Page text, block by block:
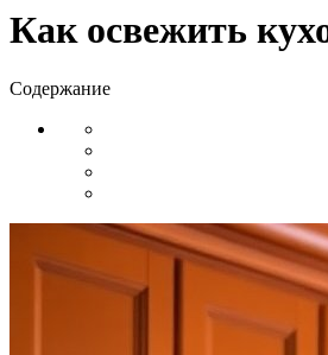
Как освежить
Содержание